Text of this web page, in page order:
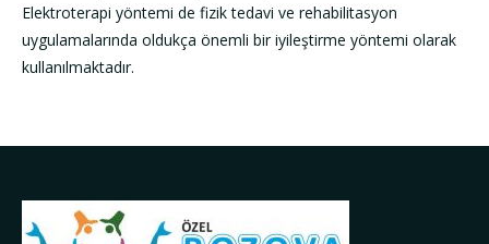
Elektroterapi yöntemi de fizik tedavi ve rehabilitasyon
uygulamalarında oldukça önemli bir iyileştirme yöntemi olarak
kullanılmaktadır.